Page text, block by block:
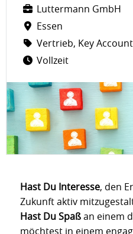
Luttermann GmbH
Essen
Vertrieb, Key
Vollzeit
Hast Du Interesse, den
Zukunft aktiv
Hast Du Spaßan einem
möchtest in einem